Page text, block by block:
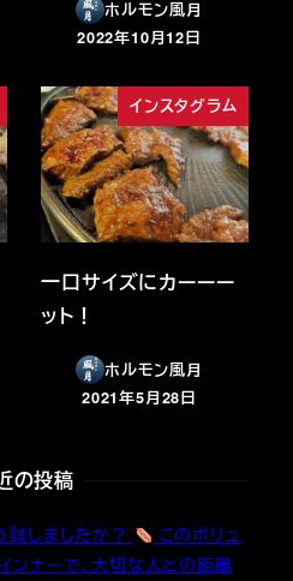
ホルモン風月
投稿日
2022年10月12日
インスタグラム
一口サイズにカーーー
ット！
ホルモン風月
投稿日
2021年5月28日
の投稿
試しましたか？
このボリュ
ンナーで、大切な人との距離